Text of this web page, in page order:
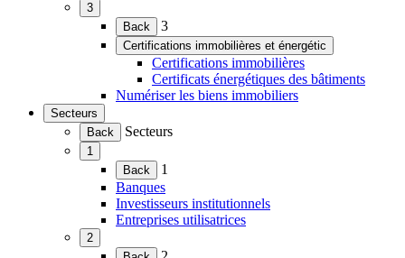
3
(Ouvrir
menu)
Back 3
Certifications immobilières et énergétic
(Ouvrir
le
menu)
Certifications immobilières
Certificats énergétiques des bâtiments
Numériser les biens immobiliers
Secteurs
(Ouvrir
le
menu)
Back Secteurs
1
(Ouvrir
menu)
Back
1
Banques
Investisseurs institutionnels
Entreprises utilisatrices
2
(Ouvrir